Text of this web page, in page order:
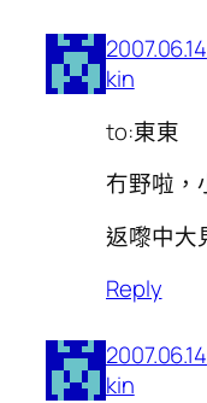
2007.06.14
kin
to:東東
冇野啦，
返嚟中大
Reply
2007.06.14
kin